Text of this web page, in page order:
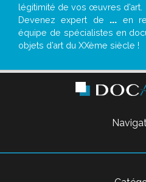
légitimité de vos œuvres d’art.
Devenez expert de ... en
équipe de spécialistes en
objets d’art du XXème siècle !